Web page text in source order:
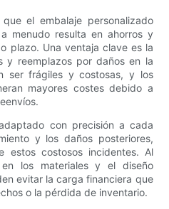
el embalaje personalizado
menudo resulta en ahorros y
plazo. Una ventaja clave es la
y reemplazos por daños en la
ser frágiles y costosas, y los
mayores costes debido a
con precisión a cada
y los daños posteriores,
estos costosos incidentes. Al
los materiales y el diseño
evitar la carga financiera que
o la pérdida de inventario.